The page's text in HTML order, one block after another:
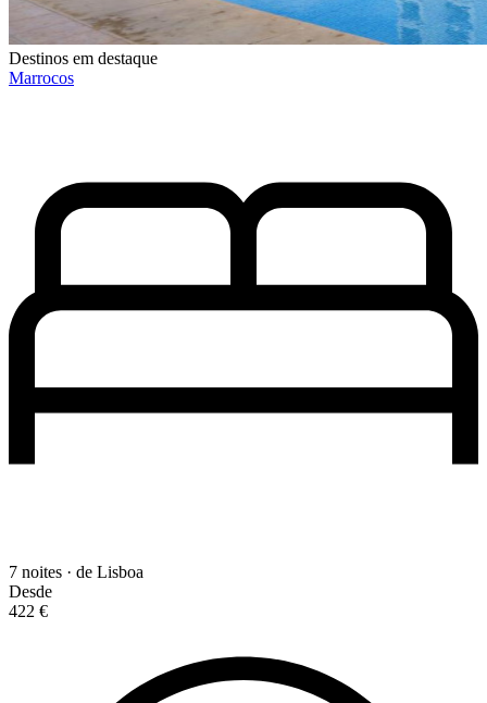
Destinos em destaque
Marrocos
7 noites · de Lisboa
Desde
422 €